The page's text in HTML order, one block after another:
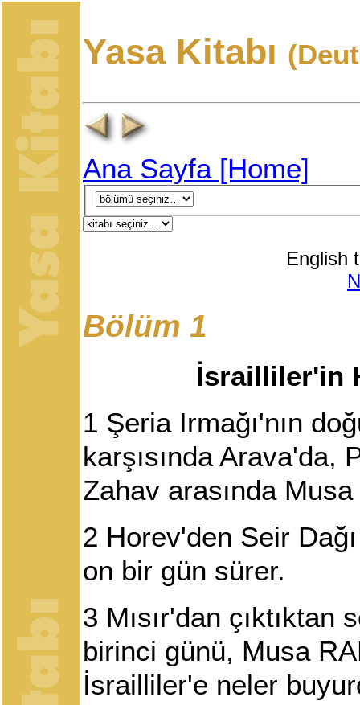
Yasa Kitabı
Ana Sayfa [Home]
English
Bölüm 1
İsrailliler'in
1 Şeria Irmağı'nın
karşısında Arava'da,
Zahav arasında
2 Horev'den Seir
on bir gün sürer.
3 Mısır'dan çıktıktan
birinci günü, Musa
İsrailliler'e neler